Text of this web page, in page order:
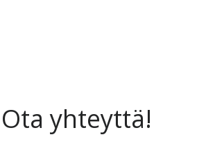
Ota yhteyttä!